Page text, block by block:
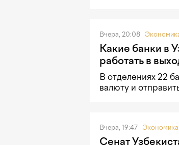
Вчера, 20:08
Какие банки в
работать в
В отделениях 22
валюту и
Вчера, 19:47 Экономика
Сенат